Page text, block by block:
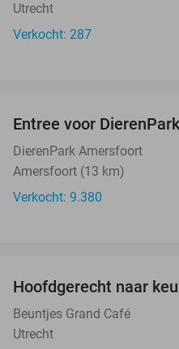
Utrecht
Verkocht: 287
Entree voor
DierenPark Amersfoort
Amersfoort (13 km)
Verkocht: 9.380
Hoofdgerecht naar
Beuntjes Grand Café
Utrecht